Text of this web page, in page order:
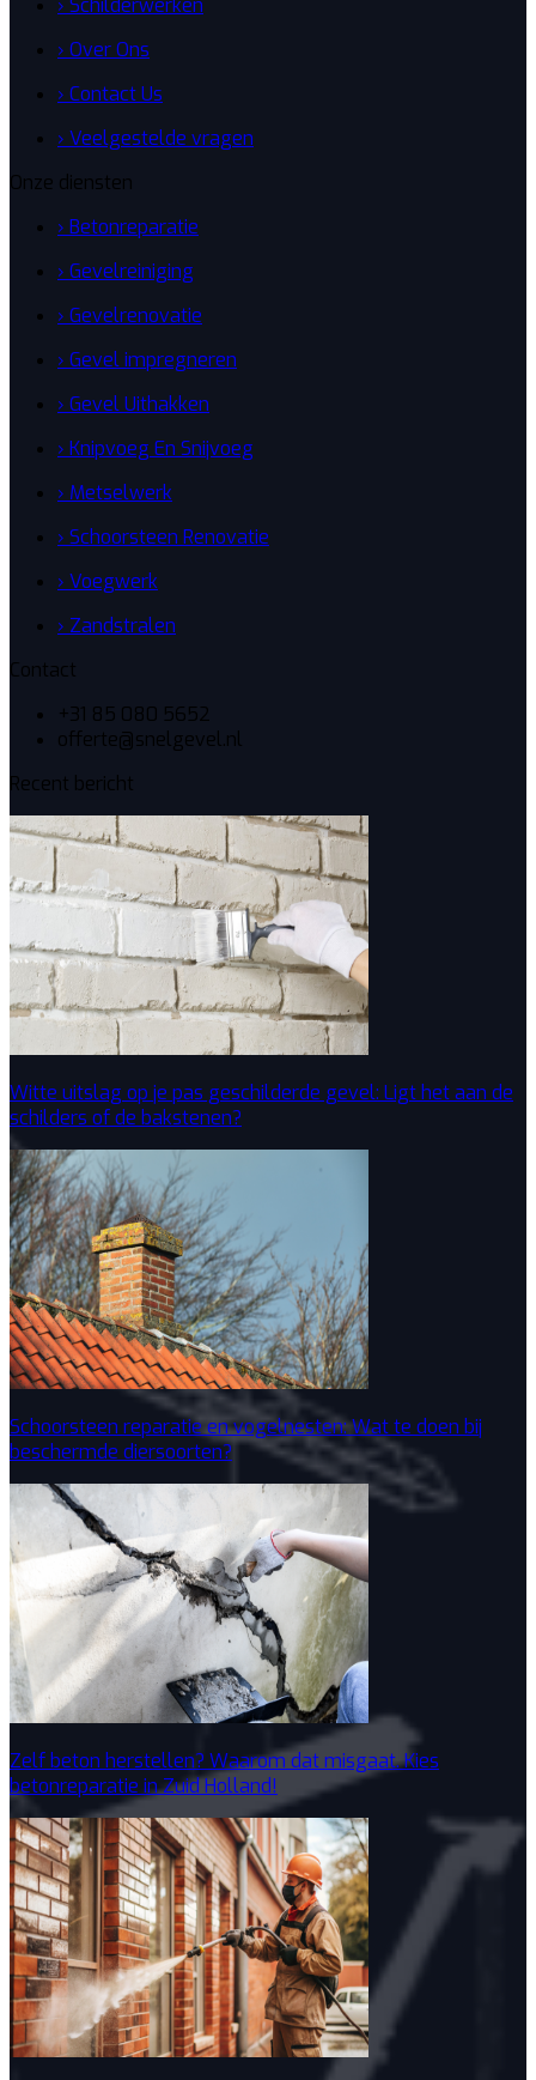
› Schilderwerken
› Over Ons
› Contact Us
› Veelgestelde vragen
Onze diensten
› Betonreparatie
› Gevelreiniging
› Gevelrenovatie
› Gevel impregneren
› Gevel Uithakken
› Knipvoeg En Snijvoeg
› Metselwerk
› Schoorsteen Renovatie
› Voegwerk
› Zandstralen
Contact
+31 85 080 5652
offerte@snelgevel.nl
Recent bericht
Witte uitslag op je pas geschilderde gevel: Ligt het aan de
schilders of de bakstenen?
Schoorsteen reparatie en vogelnesten: Wat te doen bij
beschermde diersoorten?
Zelf beton herstellen? Waarom dat misgaat. Kies
betonreparatie in Zuid Holland!